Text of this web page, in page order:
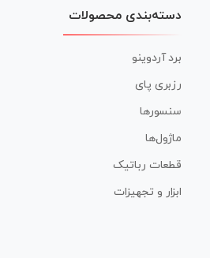
دسته‌بندی محصولات
برد آردوینو
رزبری پای
سنسورها
ماژول‌ها
قطعات رباتیک
ابزار و تجهیزات